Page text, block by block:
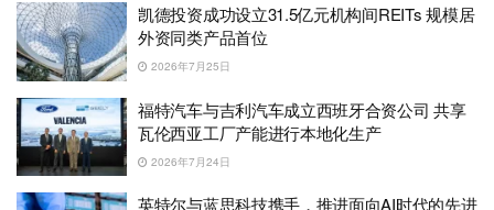
凯德投资成功设立31.5亿元机构间REITs 规模居
外资同类产品首位
2026年7月25日
福特汽车与吉利汽车成立西班牙合资公司 共享
瓦伦西亚工厂产能进行本地化生产
2026年7月24日
英特尔与蓝思科技携手，推进面向AI时代的先进